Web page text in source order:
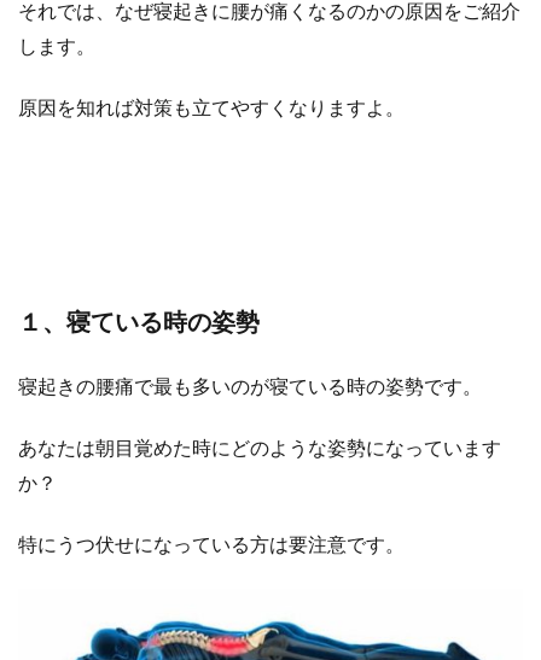
それでは、なぜ寝起きに腰が痛くなるのかの原因をご紹介
します。
原因を知れば対策も立てやすくなりますよ。
１、寝ている時の姿勢
寝起きの腰痛で最も多いのが寝ている時の姿勢です。
あなたは朝目覚めた時にどのような姿勢になっています
か？
特にうつ伏せになっている方は要注意です。